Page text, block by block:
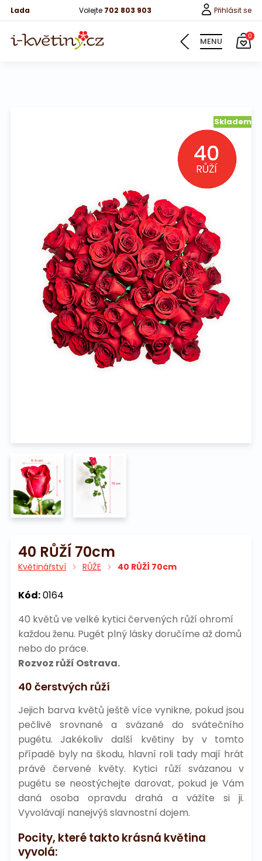
Lada Volejte 702 803 903 Přihlásit se
MENU 0
Bonboniery
Na pohřeb
Skladem
40 RŮŽÍ 70cm
Květinářství RŮŽE 40 RŮŽÍ 70cm
Kód:0164
40 květů ve velké kytici červených růží ohromí
každou ženu. Pugét plný lásky doručíme až domů
nebo do práce.
Rozvoz růží Ostrava.
40 čerstvých růží
Jejich barva květů ještě více vynikne, pokud jsou
pečlivě srovnané a svázané do svátečního
pugétu. Jakékoliv další květiny by v tomto
případě byly na škodu, hlavní roli tady mají hrát
právě červené květy. Kytici růží svázanou v
pugétu se neostýchejte darovat, pokud je Vám
daná osoba opravdu drahá a vážíte si ji.
Vyvolávají nanejvýš slavnostní dojem.
Pocity, které takto krásná květina
vyvolá: